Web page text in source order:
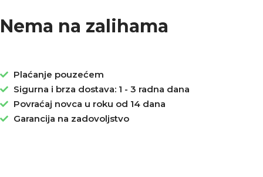
Nema na zalihama
Plaćanje pouzećem
Sigurna i brza dostava: 1 - 3 radna dana
Povraćaj novca u roku od 14 dana
Garancija na zadovoljstvo